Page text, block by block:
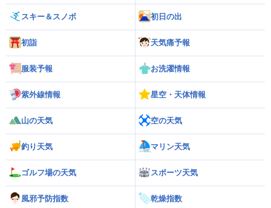
スキー＆スノボ 初日の出
初詣 天気痛予報
服装予報 お洗濯情報
紫外線情報 星空・天体情報
山の天気 空の天気
釣り天気 マリン天気
ゴルフ場の天気 スポーツ天気
風邪予防指数 乾燥指数